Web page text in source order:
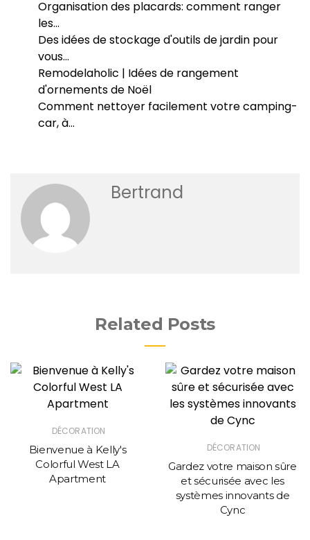
Organisation des placards: comment ranger
les…
Des idées de stockage d'outils de jardin pour
vous…
Remodelaholic | Idées de rangement
d'ornements de Noël
Comment nettoyer facilement votre camping-
car, à…
Bertrand
Related Posts
DÉCORATION
Bienvenue à Kelly's
Colorful West LA
Apartment
DÉCORATION
Gardez votre maison sûre
et sécurisée avec les
systèmes innovants de
Cync